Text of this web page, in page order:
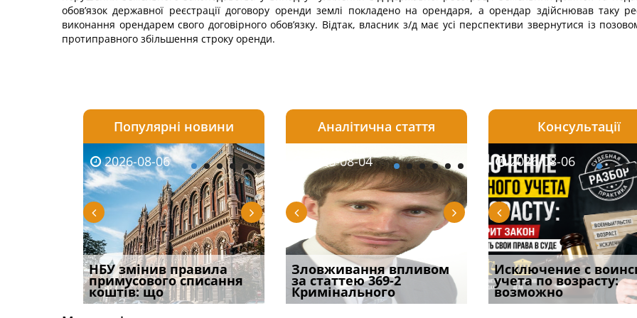
обов’язок державної реєстрації договору оренди землі покладено на орендаря, а орендар здійснював таку
виконання орендарем свого договірного обов’язку. Відтак, власник з/д має усі перспективи звернутися із
протиправного збільшення строку оренди.
Популярні новини
2026-08-06
НБУ змінив правила
примусового списання
коштів: що
2026-08-06
Якщо суд встановив для
відшкодування шкоди
наявніс
2026-08-06
Документи, на яких не
проставляється
апостиль: пер
Аналітична стаття
2026-08-03
Водії можуть отримати
компенсацію за
незаконні дії
2026-08-04
Зловживання впливом
за статтею 369-2
Кримінального
2026-08-04
Переоформлення
відстрочки за іншою
підставою: нов
Консультації
2026-08-05
Особливості захисту у
кримінальному
провадженні: я
2026-08-06
Исключение с
учета по возрасту:
возможно
2026-07-30
Восьмий ААС
підтвердив, що
може скас